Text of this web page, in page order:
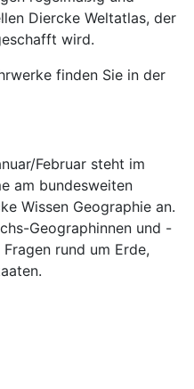
Diercke Weltatlas, der
wird.
finden Sie in der
Februar steht im
am bundesweiten
Wissen Geographie an.
Geographinnen und -
rund um Erde,